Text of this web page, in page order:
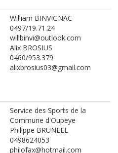
William BINVIGNAC
0497/19.71.24
willbinvi@outlook.com
Alix BROSIUS
0460/953.379
alixbrosius03@gmail.com
Service des Sports de la
Commune d'Oupeye
Philippe BRUNEEL
0498624053
philofax@hotmail.com